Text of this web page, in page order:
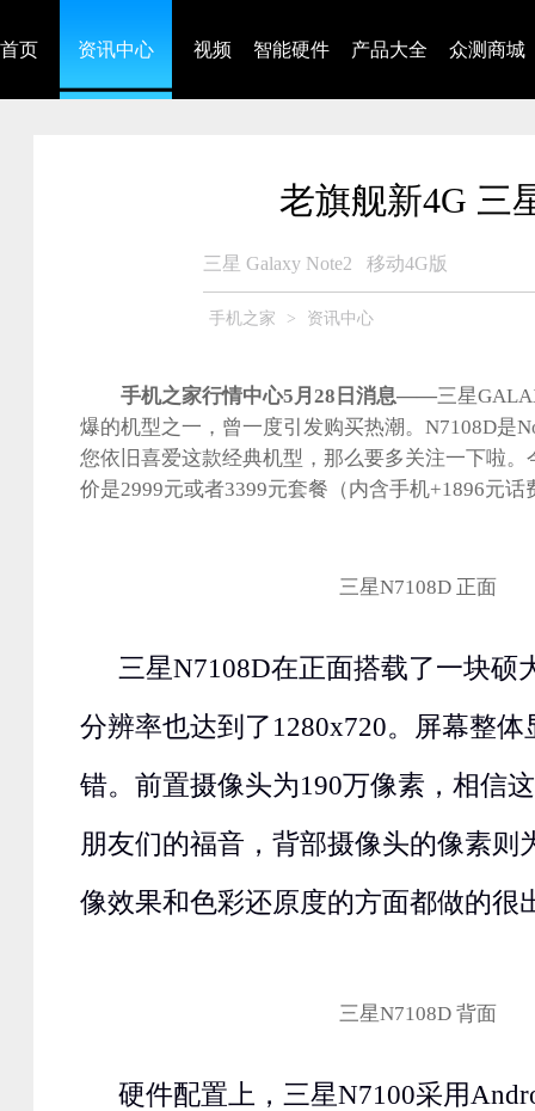
首页 资讯中心 视频 智能硬件 产品大全 众测商城
老旗舰新4G 三
三星 Galaxy Note2 移动4G版
手机之家 > 资讯中心
手机之家行情中心5月28日消息——三星
爆的机型之一，曾一度引发购买热潮。N7108D是
您依旧喜爱这款经典机型，那么要多关注一下啦
价是2999元或者3399元套餐（内含手机+1896元话
三星N7108D 正面
三星N7108D在正面搭载了一块硕
分辨率也达到了1280x720。屏幕整
错。前置摄像头为190万像素，相信
朋友们的福音，背部摄像头的像素则
像效果和色彩还原度的方面都做的很
三星N7108D 背面
硬件配置上，三星N7100采用